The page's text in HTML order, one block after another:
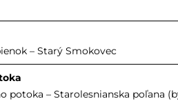
– Starý Smokovec
potoka – Starolesnianska poľana